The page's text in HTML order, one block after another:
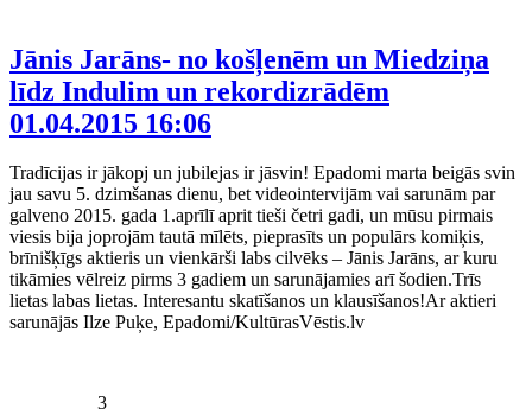
Jānis Jarāns- no košļenēm un Miedziņa
līdz Indulim un rekordizrādēm
01.04.2015 16:06
Tradīcijas ir jākopj un jubilejas ir jāsvin! Epadomi marta beigās svin
jau savu 5. dzimšanas dienu, bet videointervijām vai sarunām par
galveno 2015. gada 1.aprīlī aprit tieši četri gadi, un mūsu pirmais
viesis bija joprojām tautā mīlēts, pieprasīts un populārs komiķis,
brīnišķīgs aktieris un vienkārši labs cilvēks – Jānis Jarāns, ar kuru
tikāmies vēlreiz pirms 3 gadiem un sarunājamies arī šodien.Trīs
lietas labas lietas. Interesantu skatīšanos un klausīšanos!Ar aktieri
sarunājās Ilze Puķe, Epadomi/KultūrasVēstis.lv
3